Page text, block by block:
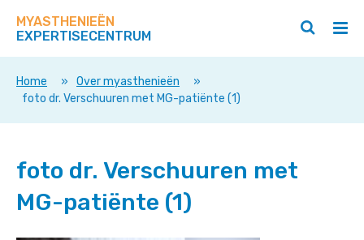
direct
op
deze
MYASTHENIEËN
EXPERTISECENTRUM
/
Zoeken
/
Home » Over myasthenieën
»
foto dr. Verschuuren met MG-patiënte (1)
foto dr. Verschuuren met
MG-patiënte (1)